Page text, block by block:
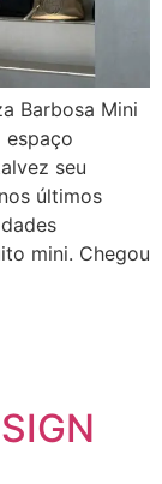
Barbosa Mini
espaço
seu
últimos
mini. Chegou